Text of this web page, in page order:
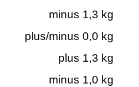
minus 1,3 kg
plus/minus 0,0 kg
plus 1,3 kg
minus 1,0 kg